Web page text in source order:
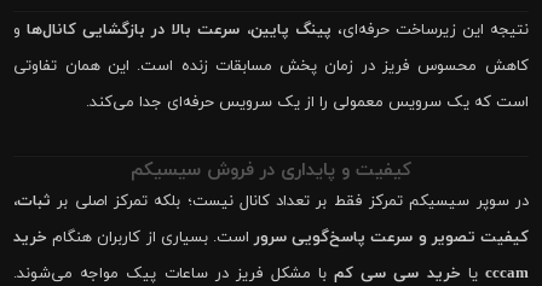
نتیجه این زیرساخت حرفه‌ای، پینگ پایین، سرعت بالا در بازگشایی کانال‌هاو
کاهش محسوس فریز در زمان پخش مسابقات زنده است. این همان تفاوتی
است که یک سرویس معمولی را از یک سرویس حرفه‌ای جدا می‌کند.
کیفیت و پایداری در فروش سیسیکم
در سوپر سیسیکم تمرکز فقط بر تعداد کانال نیست؛ بلکه تمرکز اصلی بر ثبات،
کیفیت تصویر و سرعت پاسخ‌گویی سروراست. بسیاری از کاربران هنگام خرید
cccam یا خرید سی سی کمبا مشکل فریز در ساعات پیک مواجه می‌شوند.